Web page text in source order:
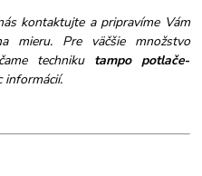
kontaktujte a pripravíme Vám
mieru. Pre väčšie množstvo
techniku tampo potlače-
informácií.